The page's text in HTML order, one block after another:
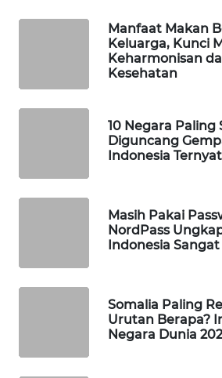
Manfaat Makan
Keluarga, Kunci
Keharmonisan
Kesehatan
10 Negara Paling
Diguncang
Indonesia
Masih Pakai
NordPass
Indonesia
Somalia Paling
Urutan Berapa?
Negara Dunia
WAHANANEWS
CO ID
WAHANA